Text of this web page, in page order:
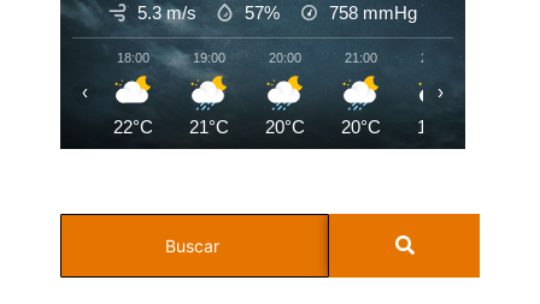
5.3 m/s 57% 758 mmHg
18:00
22°C
19:00
21°C
20:00
20°C
21:00
20°C
22:00
19°C
‹ ›